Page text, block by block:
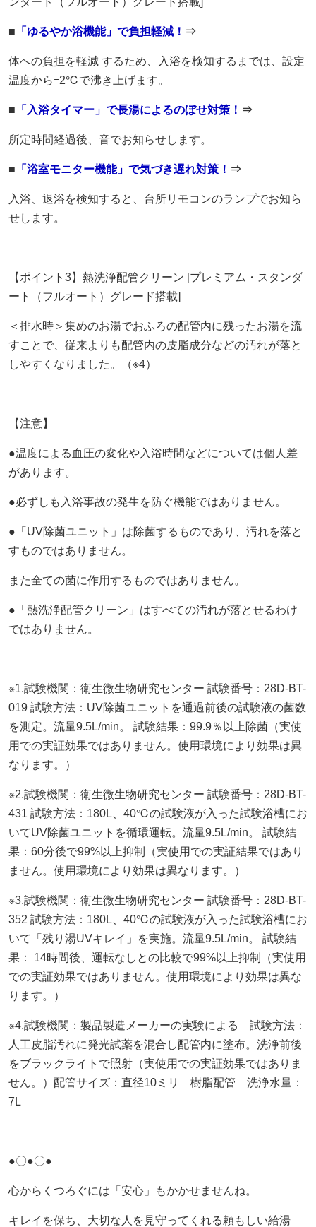
■ 「ゆるやか浴機能」で負担軽減！ ⇒
体への負担を軽減 するため、入浴を検知するまでは、設定
温度からｰ2℃で沸き上げます。
■ 「入浴タイマー」で長湯によるのぼせ対策！ ⇒
所定時間経過後、音でお知らせします。
■ 「浴室モニター機能」で気づき遅れ対策！ ⇒
入浴、退浴を検知すると、台所リモコンのランプでお知ら
せします。
【ポイント3】熱洗浄配管クリーン [プレミアム・スタンダ
ート（フルオート）グレード搭載]
＜排水時＞集めのお湯でおふろの配管内に残ったお湯を流
すことで、従来よりも配管内の皮脂成分などの汚れが落と
しやすくなりました。（※4）
【注意】
●温度による血圧の変化や入浴時間などについては個人差
があります。
●必ずしも入浴事故の発生を防ぐ機能ではありません。
●「UV除菌ユニット」は除菌するものであり、汚れを落と
すものではありません。
また全ての菌に作用するものではありません。
●「熱洗浄配管クリーン」はすべての汚れが落とせるわけ
ではありません。
※1.試験機関：衛生微生物研究センター 試験番号：28D-BT-
019 試験方法：UV除菌ユニットを通過前後の試験液の菌数
を測定。流量9.5L/min。 試験結果：99.9％以上除菌（実使
用での実証効果ではありません。使用環境により効果は異
なります。）
※2.試験機関：衛生微生物研究センター 試験番号：28D-BT-
431 試験方法：180L、40℃の試験液が入った試験浴槽にお
いてUV除菌ユニットを循環運転。流量9.5L/min。 試験結
果：60分後で99%以上抑制（実使用での実証結果ではあり
ません。使用環境により効果は異なります。）
※3.試験機関：衛生微生物研究センター 試験番号：28D-BT-
352 試験方法：180L、40℃の試験液が入った試験浴槽にお
いて「残り湯UVキレイ」を実施。流量9.5L/min。 試験結
果： 14時間後、運転なしとの比較で99%以上抑制（実使用
での実証効果ではありません。使用環境により効果は異な
ります。）
※4.試験機関：製品製造メーカーの実験による 試験方法：
人工皮脂汚れに発光試薬を混合し配管内に塗布。洗浄前後
をブラックライトで照射（実使用での実証効果ではありま
せん。）配管サイズ：直径10ミリ 樹脂配管 洗浄水量：
7L
●〇●〇●
心からくつろぐには「安心」もかかせませんね。
キレイを保ち、大切な人を見守ってくれる頼もしい給湯